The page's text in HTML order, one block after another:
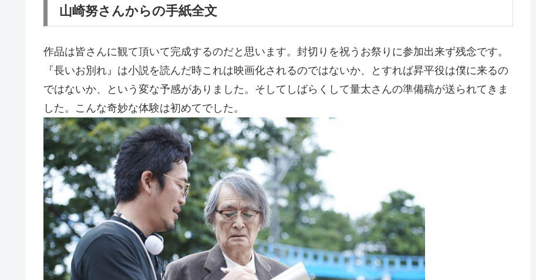
山崎努さんからの手紙全文
作品は皆さんに観て頂いて完成するのだと思います。封切りを祝うお祭りに参加出来ず残念です。
『長いお別れ』は小説を読んだ時これは映画化されるのではないか、とすれば昇平役は僕に来るの
ではないか、という変な予感がありました。そしてしばらくして量太さんの準備稿が送られてきま
した。こんな奇妙な体験は初めてでした。